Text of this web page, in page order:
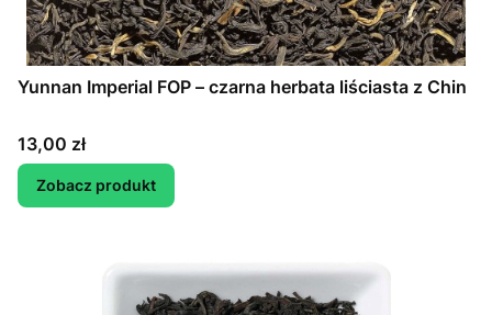
Yunnan Imperial FOP – czarna herbata liściasta z Chin
Cena
13,00 zł
Zobacz produkt